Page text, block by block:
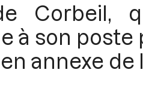
Corbeil,
à son poste
annexe de